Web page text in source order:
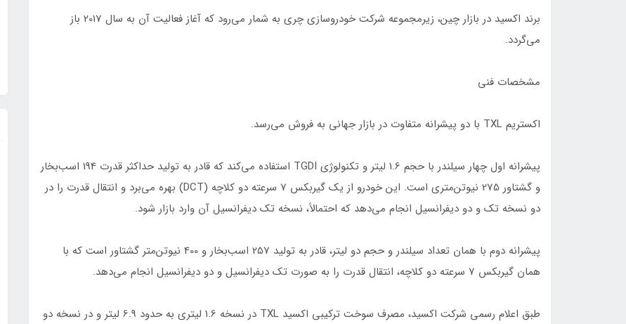
برند اکسید در بازار چین، زیرمجموعه شرکت خودروسازی چری به شمار می‌رود که آغاز فعالیت آن به سال 2017 باز
می‌گردد.
مشخصات فنی
اکستریم TXL با دو پیشرانه متفاوت در بازار جهانی به فروش می‌رسد.
پیشرانه اول چهار سیلندر با حجم 1.6 لیتر و تکنولوژی TGDI استفاده می‌کند که قادر به تولید حداکثر قدرت 194 اسب‌بخار
و گشتاور 275 نیوتن‌متری است. این خودرو از یک گیربکس 7 سرعته دو کلاچه (DCT) بهره می‌برد و انتقال قدرت را در
دو نسخه تک و دو دیفرانسیل انجام می‌دهد که احتمالاً، نسخه تک دیفرانسیل آن وارد بازار شود.
پیشرانه دوم با همان تعداد سیلندر و حجم دو لیتر، قادر به تولید 257 اسب‌بخار و 400 نیوتن‌متر گشتاور است که با
همان گیربکس 7 سرعته دو کلاچه، انتقال قدرت را به صورت تک دیفرانسیل و دو دیفرانسیل انجام می‌دهد.
طبق اعلام رسمی شرکت اکسید، مصرف سوخت ترکیبی اکسید TXL در نسخه 1.6 لیتری به حدود 6.9 لیتر و در نسخه دو